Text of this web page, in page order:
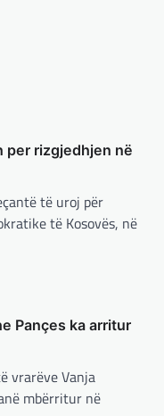
per rizgjedhjen në
të uroj për
të Kosovës, në
Pançes ka arritur
vrarëve Vanja
mbërritur në
Shtetet e…
nuk do të gjejë
4, 2025
TË FUNDIT , MISTER
i Starlink pa
në